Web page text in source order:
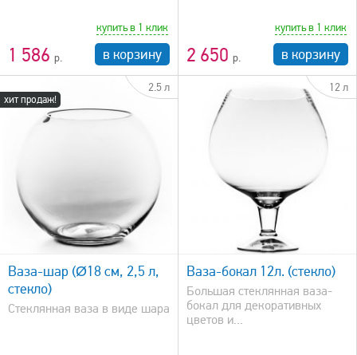
1 586
купить в 1 клик
в корзину 2 650
купить в 1 клик
в корзину
хит продаж!
2.5 л
Ваза-шар (Ø18 см, 2,5 л,
стекло)
Стеклянная ваза в виде шара
12 л
быстрый просмотр
Ваза-бокал 12л. (стекло)
Большая стеклянная ваза-
бокал для декоративных
цветов и...